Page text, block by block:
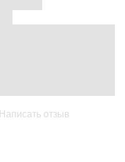
Написать отзыв